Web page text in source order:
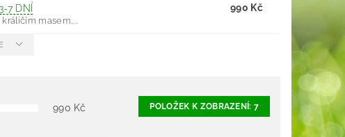
7 DNÍ
masem,...
990 Kč
990 Kč POLOŽEK K ZOBRAZENÍ:7